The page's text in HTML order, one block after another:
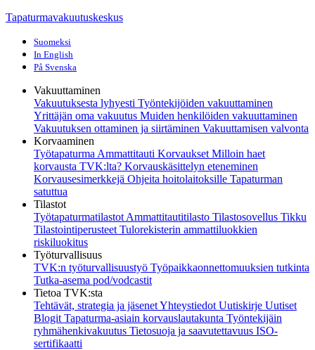
Tapaturmavakuutuskeskus
Suomeksi
In English
På Svenska
Vakuuttaminen
Vakuutuksesta lyhyesti Työntekijöiden vakuuttaminen
Yrittäjän oma vakuutus Muiden henkilöiden vakuuttaminen
Vakuutuksen ottaminen ja siirtäminen Vakuuttamisen valvonta
Korvaaminen
Työtapaturma Ammattitauti Korvaukset Milloin haet
korvausta TVK:lta? Korvauskäsittelyn eteneminen
Korvausesimerkkejä Ohjeita hoitolaitoksille Tapaturman
satuttua
Tilastot
Työtapaturmatilastot Ammattitautitilasto Tilastosovellus Tikku
Tilastointiperusteet Tulorekisterin ammattiluokkien
riskiluokitus
Työturvallisuus
TVK:n työturvallisuustyö Työpaikkaonnettomuuksien tutkinta
Tutka-asema pod/vodcastit
Tietoa TVK:sta
Tehtävät, strategia ja jäsenetYhteystiedot Uutiskirje Uutiset
Blogit Tapaturma-asiain korvauslautakunta Työntekijäin
ryhmähenkivakuutus Tietosuoja ja saavutettavuus ISO-
sertifikaatti